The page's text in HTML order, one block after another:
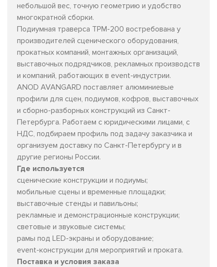
небольшой вес, точную геометрию и удобство
многократной сборки.
Подиумная траверса TPM-200 востребована у
производителей сценического оборудования,
прокатных компаний, монтажных организаций,
выставочных подрядчиков, рекламных производств
и компаний, работающих в event-индустрии.
ANOD AVANGARD поставляет алюминиевые
профили для сцен, подиумов, кофров, выставочных
и сборно-разборных конструкций из Санкт-
Петербурга. Работаем с юридическими лицами, с
НДС, подбираем профиль под задачу заказчика и
организуем доставку по Санкт-Петербургу и в
другие регионы России.
Где используется
сценические конструкции и подиумы;
мобильные сцены и временные площадки;
выставочные стенды и павильоны;
рекламные и демонстрационные конструкции;
световые и звуковые системы;
рамы под LED-экраны и оборудование;
event-конструкции для мероприятий и проката.
Поставка и условия заказа